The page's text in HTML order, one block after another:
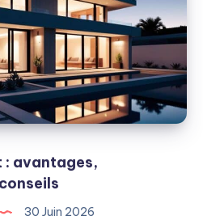
: avantages,
30 Juin 2026